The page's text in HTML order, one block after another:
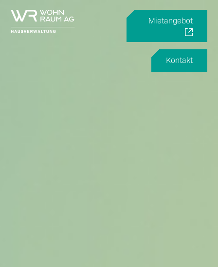
Mietangebot
Kontakt